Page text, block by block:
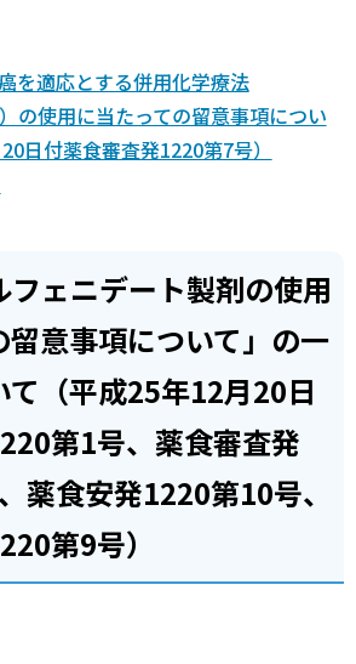
を適応とする併用化学療法
の使用に当たっての留意事項につい
日付薬食審査発1220第7号）
フェニデート製剤の使用
留意事項について」の一
て（平成25年12月20日
第1号、薬食審査発
薬食安発1220第10号、
第9号）